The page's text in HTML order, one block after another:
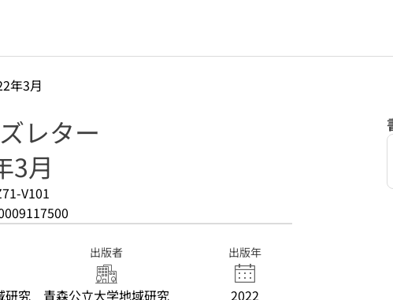
年3月
レター
3月
V101
研究
出版者
青森公立大学地域研究
出版年
2022